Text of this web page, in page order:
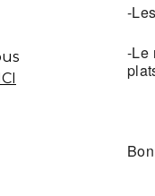
-
-Le